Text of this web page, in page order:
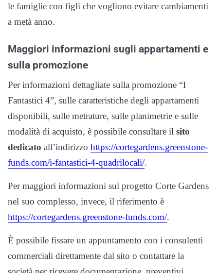
le famiglie con figli che vogliono evitare cambiamenti
a metà anno.
Maggiori informazioni sugli appartamenti e
sulla promozione
Per informazioni dettagliate sulla promozione “I
Fantastici 4”, sulle caratteristiche degli appartamenti
disponibili, sulle metrature, sulle planimetrie e sulle
modalità di acquisto, è possibile consultare il sito
dedicato all’indirizzo https://cortegardens.greenstone-
funds.com/i-fantastici-4-quadrilocali/.
Per maggiori informazioni sul progetto Corte Gardens
nel suo complesso, invece, il riferimento è
https://cortegardens.greenstone-funds.com/.
È possibile fissare un appuntamento con i consulenti
commerciali direttamente dal sito o contattare la